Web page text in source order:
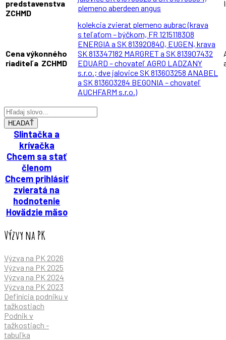
predstavenstva
ZCHMD
plemeno aberdeen angus
Cena výkonného
riaditeľa ZCHMD
kolekcia zvierat plemeno aubrac (krava
s teľaťom – býčkom, FR 1215118308
ENERGIA a SK 813920840, EUGEN, krava
SK 813347182 MARGRET a SK 813907432
EDUARD – chovateľ AGRO LADZANY
s.r.o.; dve jalovice SK 813603258 ANABEL
a SK 813603284 BEGONIA – chovateľ
AUCHFARM s.r.o.)
HĽADAŤ
Slintačka a
krívačka
Chcem sa stať
členom
Chcem prihlásiť
zvieratá na
hodnotenie
Hovädzie mäso
Výzvy na PK
Výzva na PK 2026
Výzva na PK 2025
Výzva na PK 2024
Výzva na PK 2023
Definícia podniku v
tažkostiach
Podnik v
tažkostiach -
tabuľka